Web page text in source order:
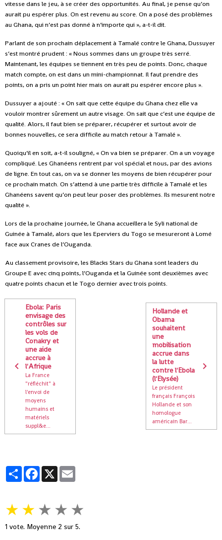
vitesse dans le jeu, à se créer des opportunités. Au final, je pense qu’on
aurait pu espérer plus. On est revenu au score. On a posé des problèmes
au Ghana, qui n’est pas donné à n’importe qui », a-t-il dit.
Parlant de son prochain déplacement à Tamalé contre le Ghana, Dussuyer
s’est montré prudent : « Nous sommes dans un groupe très serré.
Maintenant, les équipes se tiennent en très peu de points. Donc, chaque
match compte, on est dans un mini-championnat. Il faut prendre des
points, on a pris un point hier mais on aurait pu espérer encore plus ».
Dussuyer a ajouté : « On sait que cette équipe du Ghana chez elle va
vouloir montrer sûrement un autre visage. On sait que c’est une équipe de
qualité. Alors, il faut bien se préparer, récupérer et surtout avoir de
bonnes nouvelles, ce sera difficile au match retour à Tamalé ».
Quoiqu’il en soit, a-t-il souligné, « On va bien se préparer. On a un voyage
compliqué. Les Ghanéens rentrent par vol spécial et nous, par des avions
de ligne. En tout cas, on va se donner les moyens de bien récupérer pour
ce prochain match. On s’attend à une partie très difficile à Tamalé et les
Ghanéens savent qu’on peut leur poser des problèmes. Ils mesurent notre
qualité ».
Lors de la prochaine journée, le Ghana accueillera le Syli national de
Guinée à Tamalé, alors que les Eperviers du Togo se mesureront à Lomé
face aux Cranes de l’Ouganda.
Au classement provisoire, les Blacks Stars du Ghana sont leaders du
Groupe E avec cinq points, l’Ouganda et la Guinée sont deuxièmes avec
quatre points chacun et le Togo dernier avec trois points.
Ebola: Paris
envisage des
contrôles sur
les vols de
Conakry et
une aide
accrue à
l'Afrique
La France
"réfléchit" à
l'envoi de
moyens
humains et
matériels
suppl&e...
Hollande et
Obama
souhaitent
une
mobilisation
accrue dans
la lutte
contre l'Ebola
(l'Elysée)
Le président
français François
Hollande et son
homologue
américain Bar...
PartagerFacebook
X
★ ★ ★ ★ ★
1 vote. Moyenne 2 sur 5.